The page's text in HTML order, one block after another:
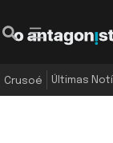
Crusoé Últimas